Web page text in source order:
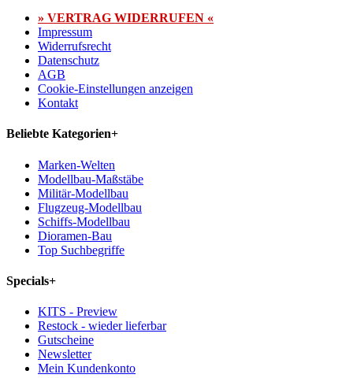
» VERTRAG WIDERRUFEN «
Impressum
Widerrufsrecht
Datenschutz
AGB
Cookie-Einstellungen anzeigen
Kontakt
Beliebte Kategorien+
Marken-Welten
Modellbau-Maßstäbe
Militär-Modellbau
Flugzeug-Modellbau
Schiffs-Modellbau
Dioramen-Bau
Top Suchbegriffe
Specials+
KITS - Preview
Restock - wieder lieferbar
Gutscheine
Newsletter
Mein Kundenkonto